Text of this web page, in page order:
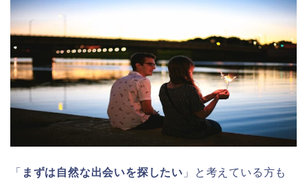
「 まずは自然な出会いを探したい 」と考えている方も